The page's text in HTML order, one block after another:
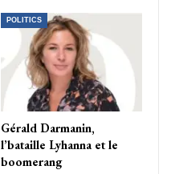
POLITICS
Gérald Darmanin,
l’bataille Lyhanna et le
boomerang